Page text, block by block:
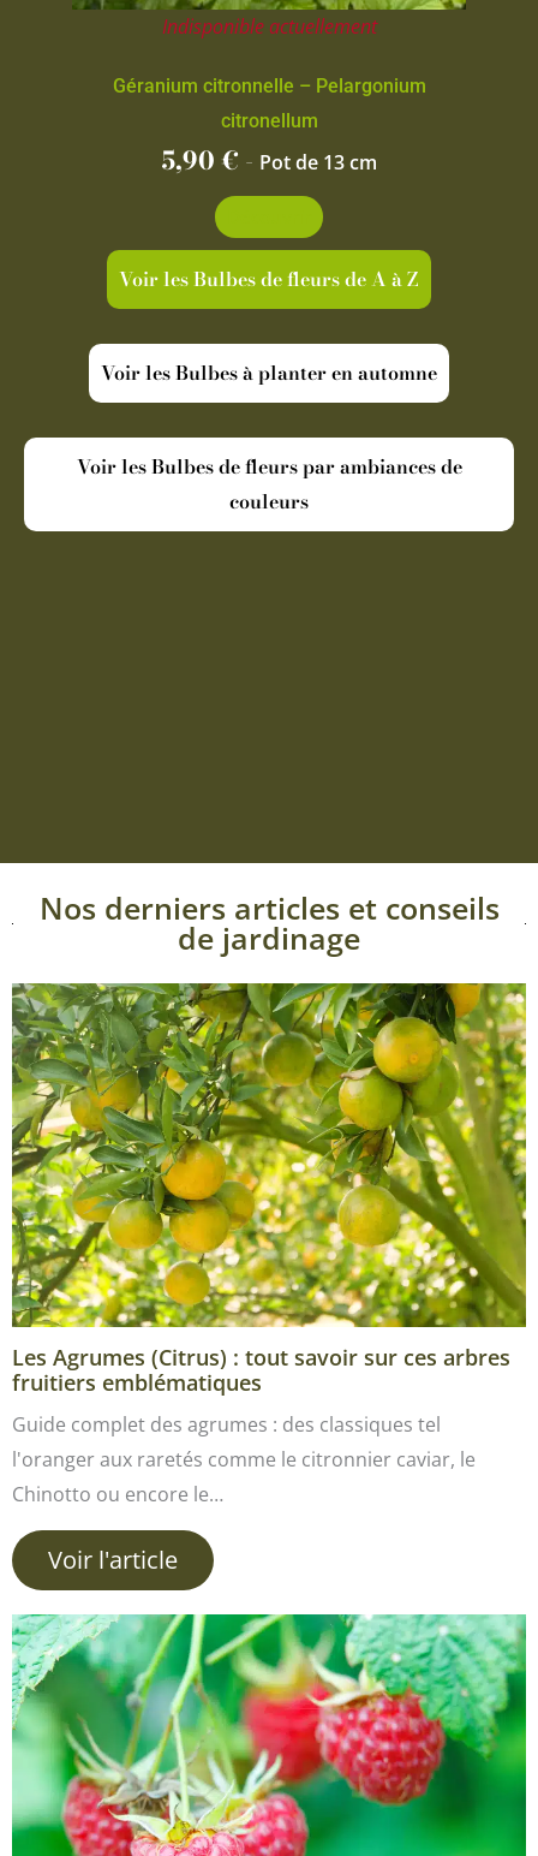
Indisponible actuellement
Géranium citronnelle – Pelargonium
citronellum
5,90€ - Pot de 13 cm
Voir les Bulbes de fleurs de A à Z
Voir les Bulbes à planter en automne
Voir les Bulbes de fleurs par ambiances de
couleurs
Nos derniers articles et conseils
de jardinage
Les Agrumes (Citrus) : tout savoir sur ces arbres
fruitiers emblématiques
Guide complet des agrumes : des classiques tel
l'oranger aux raretés comme le citronnier caviar, le
Chinotto ou encore le…
Voir l'article